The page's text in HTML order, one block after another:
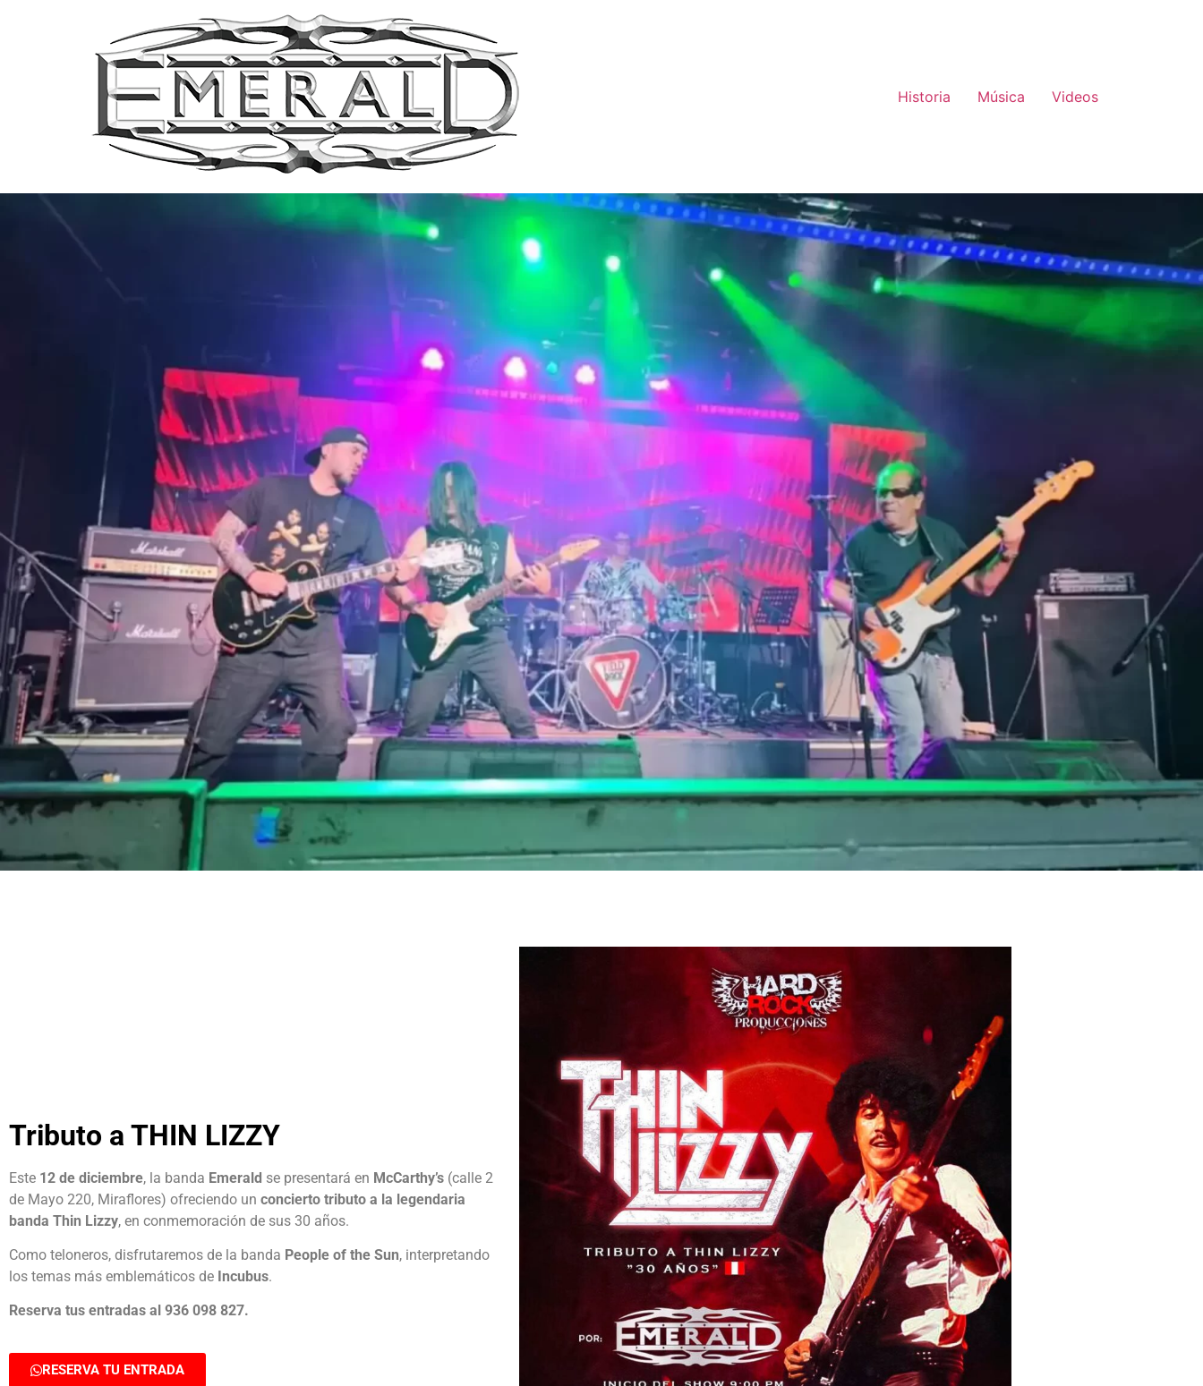
Historia Música Videos
Tributo a THIN LIZZY
Este 12 de diciembre, la banda Emerald se presentará en McCarthy’s (calle 2
de Mayo 220, Miraflores) ofreciendo un concierto tributo a la legendaria
banda Thin Lizzy, en conmemoración de sus 30 años.
Como teloneros, disfrutaremos de la banda People of the Sun, interpretando
los temas más emblemáticos de Incubus.
Reserva tus entradas al 936 098 827.
RESERVA TU ENTRADA